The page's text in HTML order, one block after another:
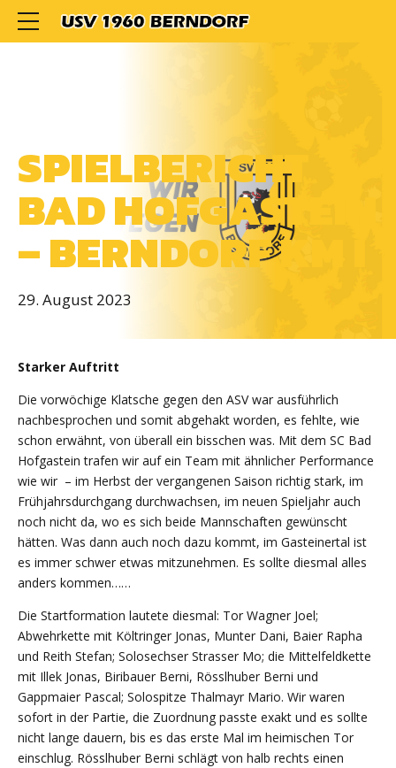
SPIELBERICHT
BAD HOFGASTEIN
– BERNDORF KM I
29. August 2023
Starker Auftritt
Die vorwöchige Klatsche gegen den ASV war ausführlich
nachbesprochen und somit abgehakt worden, es fehlte, wie
schon erwähnt, von überall ein bisschen was. Mit dem SC Bad
Hofgastein trafen wir auf ein Team mit ähnlicher Performance
wie wir – im Herbst der vergangenen Saison richtig stark, im
Frühjahrsdurchgang durchwachsen, im neuen Spieljahr auch
noch nicht da, wo es sich beide Mannschaften gewünscht
hätten. Was dann auch noch dazu kommt, im Gasteinertal ist
es immer schwer etwas mitzunehmen. Es sollte diesmal alles
anders kommen……
Die Startformation lautete diesmal: Tor Wagner Joel;
Abwehrkette mit Költringer Jonas, Munter Dani, Baier Rapha
und Reith Stefan; Solosechser Strasser Mo; die Mittelfeldkette
mit Illek Jonas, Biribauer Berni, Rösslhuber Berni und
Gappmaier Pascal; Solospitze Thalmayr Mario. Wir waren
sofort in der Partie, die Zuordnung passte exakt und es sollte
nicht lange dauern, bis es das erste Mal im heimischen Tor
einschlug. Rösslhuber Berni schlägt von halb rechts einen